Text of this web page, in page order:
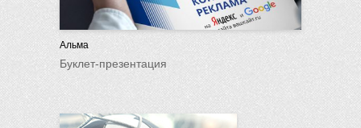
Альма
Буклет-презентация